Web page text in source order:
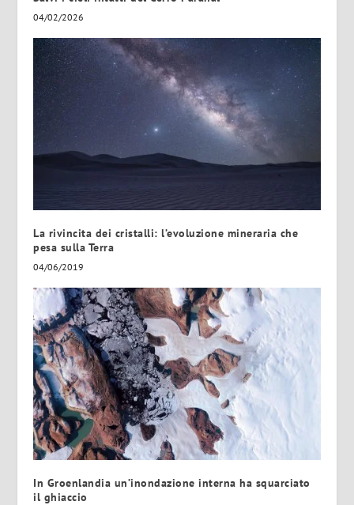
04/02/2026
La rivincita dei cristalli: l’evoluzione mineraria che
pesa sulla Terra
04/06/2019
In Groenlandia un’inondazione interna ha squarciato
il ghiaccio